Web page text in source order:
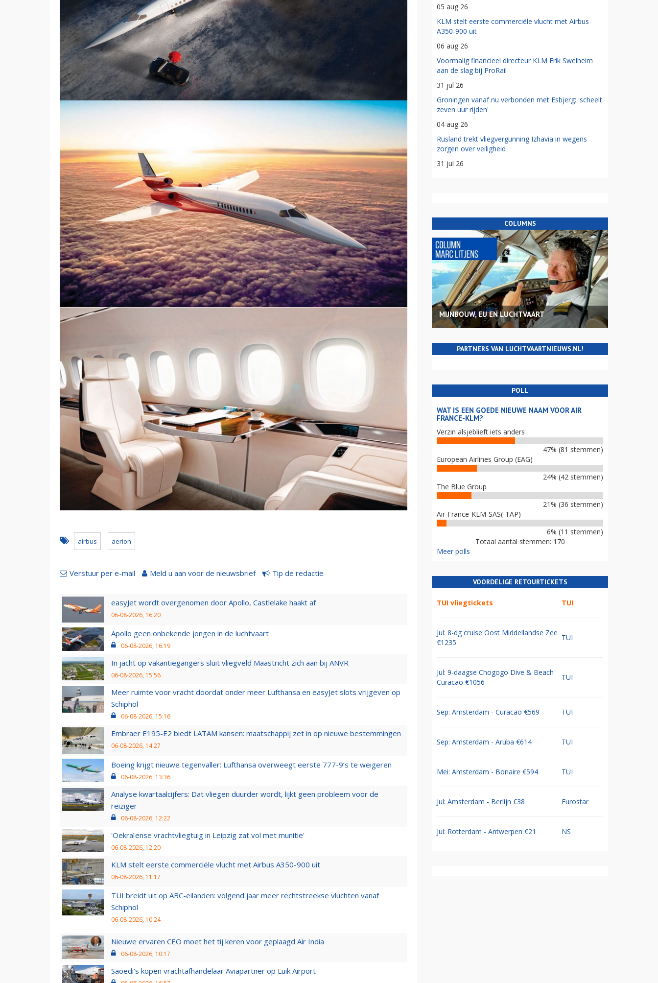
airbus aerion
Verstuur per e-mail Meld u aan voor de nieuwsbrief Tip de redactie
easyJet wordt overgenomen door Apollo, Castlelake haakt af
06-08-2026, 16:20
Apollo geen onbekende jongen in de luchtvaart
06-08-2026, 16:19
In jacht op vakantiegangers sluit vliegveld Maastricht zich aan bij ANVR
06-08-2026, 15:56
Meer ruimte voor vracht doordat onder meer Lufthansa en easyJet slots vrijgeven op
Schiphol
06-08-2026, 15:16
Embraer E195-E2 biedt LATAM kansen: maatschappij zet in op nieuwe bestemmingen
06-08-2026, 14:27
Boeing krijgt nieuwe tegenvaller: Lufthansa overweegt eerste 777-9’s te weigeren
06-08-2026, 13:36
Analyse kwartaalcijfers: Dat vliegen duurder wordt, lijkt geen probleem voor de
reiziger
06-08-2026, 12:22
'Oekraïense vrachtvliegtuig in Leipzig zat vol met munitie'
06-08-2026, 12:20
KLM stelt eerste commerciële vlucht met Airbus A350-900 uit
06-08-2026, 11:17
TUI breidt uit op ABC-eilanden: volgend jaar meer rechtstreekse vluchten vanaf
Schiphol
06-08-2026, 10:24
Nieuwe ervaren CEO moet het tij keren voor geplaagd Air India
06-08-2026, 10:17
Saoedi’s kopen vrachtafhandelaar Aviapartner op Luik Airport
05 aug 26
KLM stelt eerste commerciële vlucht met Airbus
A350-900 uit
06 aug 26
Voormalig financieel directeur KLM Erik Swelheim
aan de slag bij ProRail
31 jul 26
Groningen vanaf nu verbonden met Esbjerg: 'scheelt
zeven uur rijden'
04 aug 26
Rusland trekt vliegvergunning Izhavia in wegens
zorgen over veiligheid
31 jul 26
COLUMNS
MIJNBOUW, EU EN LUCHTVAART
PARTNERS VAN LUCHTVAARTNIEUWS.NL!
POLL
WAT IS EEN GOEDE NIEUWE NAAM VOOR AIR
FRANCE-KLM?
Verzin alsjeblieft iets anders
47% (81 stemmen)
European Airlines Group (EAG)
24% (42 stemmen)
The Blue Group
21% (36 stemmen)
Air-France-KLM-SAS(-TAP)
6% (11 stemmen)
Totaal aantal stemmen: 170
Meer polls
VOORDELIGE RETOURTICKETS
TUI vliegtickets TUI
Jul: 8-dg cruise Oost Middellandse Zee
€1235
TUI
Jul: 9-daagse Chogogo Dive & Beach
Curacao €1056
TUI
Sep: Amsterdam - Curacao €569 TUI
Sep: Amsterdam - Aruba €614 TUI
Mei: Amsterdam - Bonaire €594 TUI
Jul: Amsterdam - Berlijn €38 Eurostar
Jul: Rotterdam - Antwerpen €21 NS